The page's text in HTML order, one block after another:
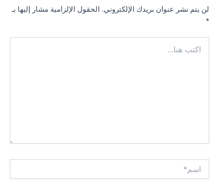
لن يتم نشر عنوان بريدك الإلكتروني. الحقول الإلزامية مشار إليها بـ
*
هنا...